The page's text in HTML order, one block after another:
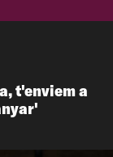
t'enviem a